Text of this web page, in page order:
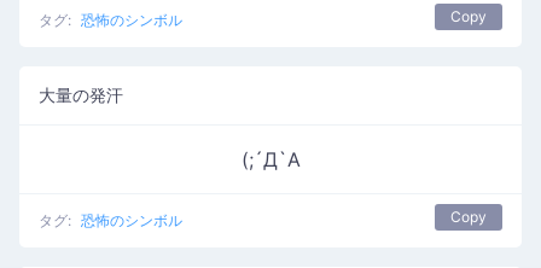
タグ: 恐怖のシンボル Copy
大量の発汗
(;´Д`A
タグ: 恐怖のシンボル Copy